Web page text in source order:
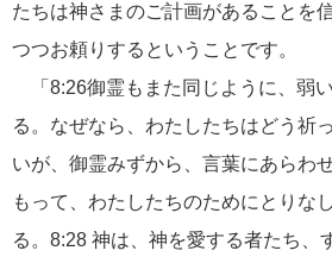
たちは神さまのご計画があることを
つつお頼りするということです。
「8:26御霊もまた同じように、弱
る。なぜなら、わたしたちはどう祈
いが、御霊みずから、言葉にあらわ
もって、わたしたちのためにとりな
る。8:28 神は、神を愛する者たち、